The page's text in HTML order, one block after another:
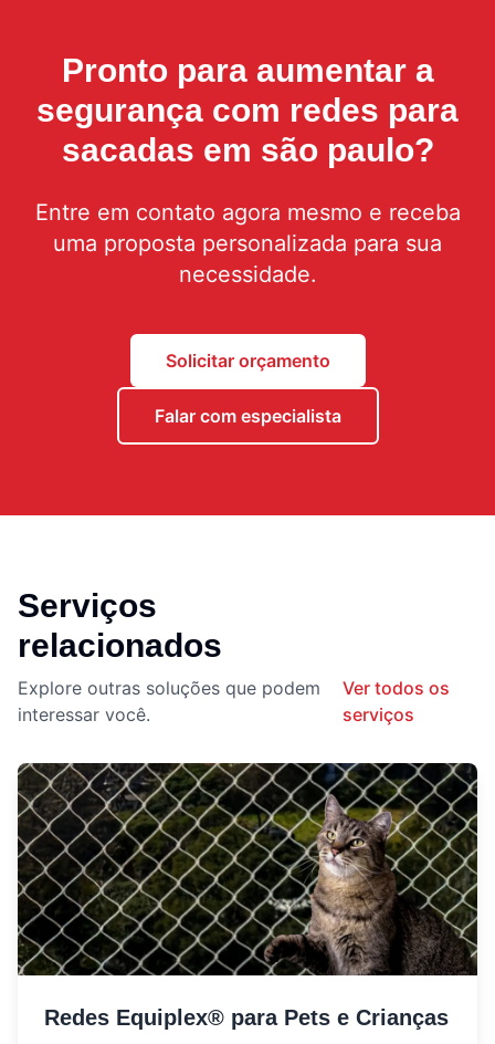
Pronto para aumentar a
segurança com redes para
sacadas em são paulo?
Entre em contato agora mesmo e receba
uma proposta personalizada para sua
necessidade.
Solicitar orçamento
Falar com especialista
Serviços
relacionados
Explore outras soluções que podem
interessar você.
Ver todos os
serviços
Redes Equiplex® para Pets e Crianças